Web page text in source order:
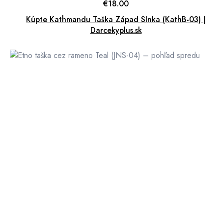
Kúpte Kathmandu Taška Západ Slnka (KathB-03) |
Darcekyplus.sk
€18.00